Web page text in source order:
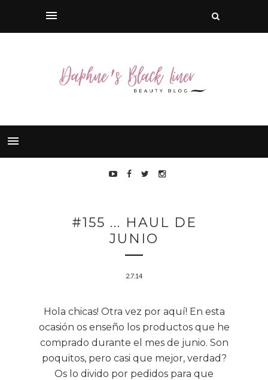
#155 ... HAUL DE
JUNIO
2.7.14
Hola chicas! Otra vez por aquí! En esta
ocasión os enseño los productos que he
comprado durante el mes de junio. Son
poquitos, pero casi que mejor, verdad?
Os lo divido por pedidos para que